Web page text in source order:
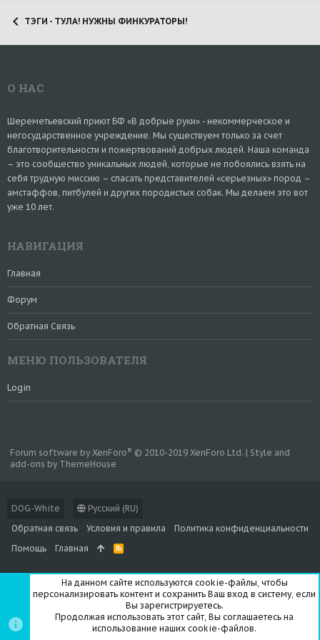
ТЭГИ - ТУЛА! НУЖНЫ ФИНКУРАТОРЫ!
О НАС
Шереметьевский приют БФ «В добрые руки» - некоммерческое и
негосударственное учреждение. Мы существуем только за счет
благотворительности и пожертвований добрых людей. Наша команда
– это сообщество уникальных людей, которые не побоялись взять на
себя трудную миссию – спасать представителей «серьезных» пород –
амстаффов, питбулей и других породистых собак. Мы делаем это вот
уже 10 лет.
НАВИГАЦИЯ
Главная
Форум
Обратная Связь
МЕНЮ ПОЛЬЗОВАТЕЛЯ
Login
DOG-White
Русский (RU)
Обратная связь
Условия и правила
Политика конфиденциальности
Помощь
Главная
R
S
Forum software by XenForo® © 2010-2019 XenForo Ltd. | Style and
add-ons by ThemeHouse
На данном сайте используются cookie-файлы, чтобы
персонализировать контент и сохранить Ваш вход в систему, если
Вы зарегистрируетесь.
Продолжая использовать этот сайт, Вы соглашаетесь на
использование наших cookie-файлов.